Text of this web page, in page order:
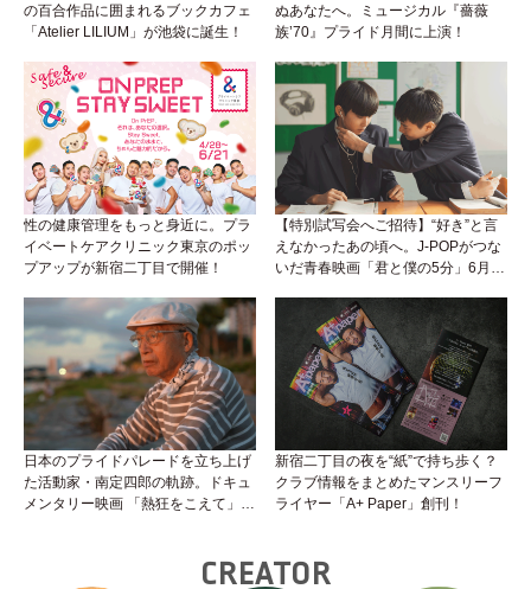
の百合作品に囲まれるブックカフェ
「Atelier LILIUM」が池袋に誕生！
ぬあなたへ。ミュージカル『薔薇
族’70』プライド月間に上演！
性の健康管理をもっと身近に。プラ
イベートケアクリニック東京のポッ
プアップが新宿二丁目で開催！
【特別試写会へご招待】“好き”と言
えなかったあの頃へ。J-POPがつな
いだ青春映画「君と僕の5分」6月5
日本のプライドパレードを立ち上げ
た活動家・南定四郎の軌跡。ドキュ
メンタリー映画 「熱狂をこえて」公
新宿二丁目の夜を“紙”で持ち歩く？
クラブ情報をまとめたマンスリーフ
ライヤー「A+ Paper」創刊！
CREATOR